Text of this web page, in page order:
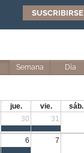
Semana Día
jue. vie.
sáb.
30 31
6 7